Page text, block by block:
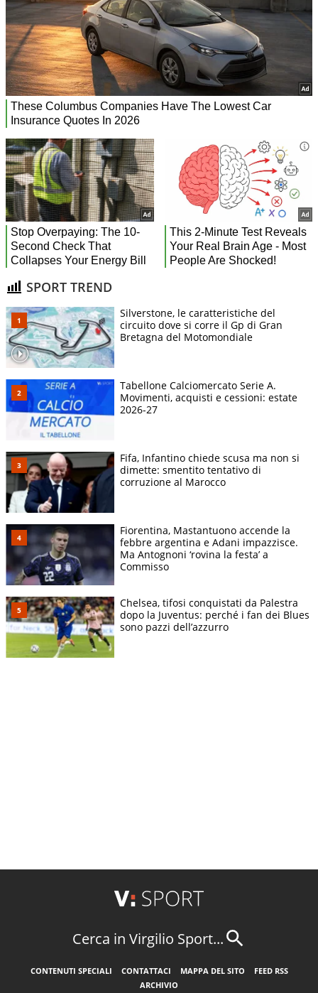
SPORT TREND
Silverstone, le caratteristiche del
circuito dove si corre il Gp di Gran
Bretagna del Motomondiale
Tabellone Calciomercato Serie A.
Movimenti, acquisti e cessioni: estate
2026-27
Fifa, Infantino chiede scusa ma non si
dimette: smentito tentativo di
corruzione al Marocco
Fiorentina, Mastantuono accende la
febbre argentina e Adani impazzisce.
Ma Antognoni ‘rovina la festa’ a
Commisso
Chelsea, tifosi conquistati da Palestra
dopo la Juventus: perché i fan dei Blues
sono pazzi dell’azzurro
Cerca in Virgilio Sport...
CONTENUTI SPECIALI CONTATTACI MAPPA DEL SITO
FEED RSS
ARCHIVIO